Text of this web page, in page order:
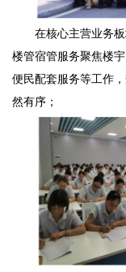
在核心主营业务
楼管宿管服务聚焦楼
便民配套服务等工作
然有序；